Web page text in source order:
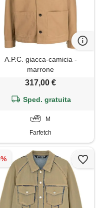
A.P.C. giacca-camicia -
marrone
317,00 €
Sped. gratuita
M
Farfetch